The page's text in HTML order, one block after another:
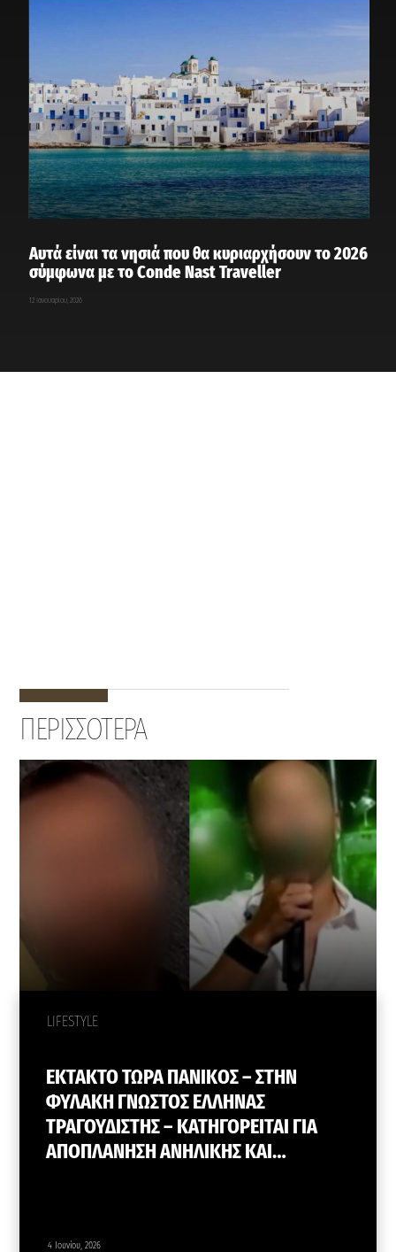
Αυτά είναι τα νησιά που θα κυριαρχήσουν το 2026
σύμφωνα με το Conde Nast Traveller
12 Ιανουαρίου, 2026
ΠΕΡΙΣΣΟΤΕΡΑ
LIFESTYLE
ΕΚΤΑΚΤΟ ΤΩΡΑ ΠΑΝΙΚΟΣ – ΣΤΗΝ
ΦΥΛΑΚΗ ΓΝΩΣΤΟΣ ΕΛΛΗΝΑΣ
ΤΡΑΓΟΥΔΙΣΤΗΣ – ΚΑΤΗΓΟΡΕΙΤΑΙ ΓΙΑ
ΑΠΟΠΛΑΝΗΣΗ ΑΝΗΛΙΚΗΣ ΚΑΙ…
4 Ιουνίου, 2026